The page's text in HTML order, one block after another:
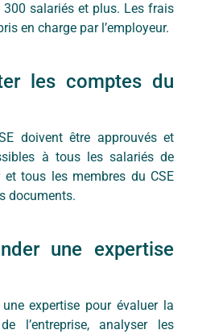
salariés et plus. Les frais
en charge par l’employeur.
les comptes du
doivent être approuvés et
à tous les salariés de
et tous les membres du CSE
documents.
une expertise
expertise pour évaluer la
l’entreprise, analyser les